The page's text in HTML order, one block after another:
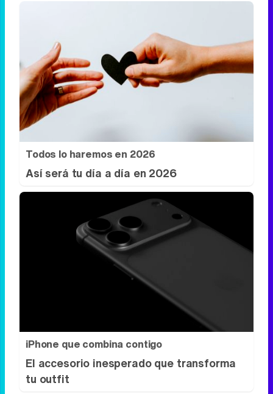
El robot que limpia por ti
¿Sabes por qué cada vez más hogares
usan robot aspirador?
Todos lo haremos en 2026
Así será tu día a día en 2026